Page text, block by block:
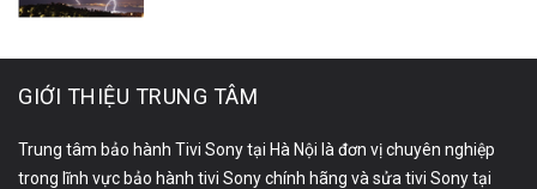
GIỚI THIỆU TRUNG TÂM
Trung tâm bảo hành Tivi Sony tại Hà Nội là đơn vị chuyên nghiệp
trong lĩnh vực bảo hành tivi Sony chính hãng và sửa tivi Sony tại